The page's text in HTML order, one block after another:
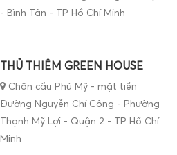
- Bình Tân - TP Hồ Chí Minh
THỦ THIÊM GREEN HOUSE
Chân cầu Phú Mỹ - mặt tiền
Đường Nguyễn Chí Công - Phường
Thạnh Mỹ Lợi - Quận 2 - TP Hồ Chí
Minh